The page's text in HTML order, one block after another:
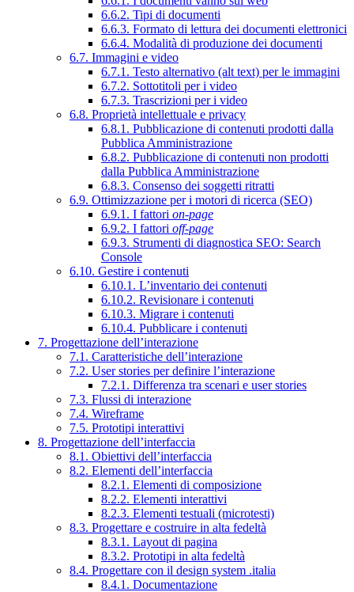
6.6.2. Tipi di documenti
6.6.3. Formato di lettura dei documenti elettronici
6.6.4. Modalità di produzione dei documenti
6.7. Immagini e video
6.7.1. Testo alternativo (alt text) per le immagini
6.7.2. Sottotitoli per i video
6.7.3. Trascrizioni per i video
6.8. Proprietà intellettuale e privacy
6.8.1. Pubblicazione di contenuti prodotti dalla
Pubblica Amministrazione
6.8.2. Pubblicazione di contenuti non prodotti
dalla Pubblica Amministrazione
6.8.3. Consenso dei soggetti ritratti
6.9. Ottimizzazione per i motori di ricerca (SEO)
6.9.1. I fattori on-page
6.9.2. I fattori off-page
6.9.3. Strumenti di diagnostica SEO: Search
Console
6.10. Gestire i contenuti
6.10.1. L’inventario dei contenuti
6.10.2. Revisionare i contenuti
6.10.3. Migrare i contenuti
6.10.4. Pubblicare i contenuti
7. Progettazione dell’interazione
7.1. Caratteristiche dell’interazione
7.2. User stories per definire l’interazione
7.2.1. Differenza tra scenari e user stories
7.3. Flussi di interazione
7.4. Wireframe
7.5. Prototipi interattivi
8. Progettazione dell’interfaccia
8.1. Obiettivi dell’interfaccia
8.2. Elementi dell’interfaccia
8.2.1. Elementi di composizione
8.2.2. Elementi interattivi
8.2.3. Elementi testuali (microtesti)
8.3. Progettare e costruire in alta fedeltà
8.3.1. Layout di pagina
8.3.2. Prototipi in alta fedeltà
8.4. Progettare con il design system .italia
8.4.1. Documentazione